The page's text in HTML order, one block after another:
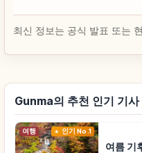
최신 정보는 공식 발표 또는
Gunma의 추천 인기 기사
여행 인기 No.1
여름 기